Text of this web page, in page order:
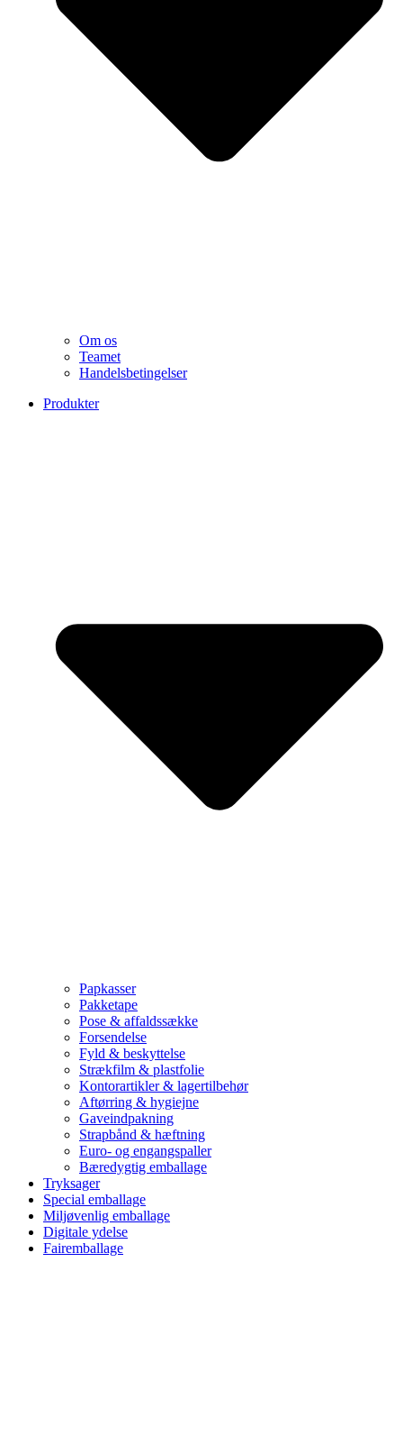
Om os
Teamet
Handelsbetingelser
Produkter
Papkasser
Pakketape
Pose & affaldssække
Forsendelse
Fyld & beskyttelse
Strækfilm & plastfolie
Kontorartikler & lagertilbehør
Aftørring & hygiejne
Gaveindpakning
Strapbånd & hæftning
Euro- og engangspaller
Bæredygtig emballage
Tryksager
Special emballage
Miljøvenlig emballage
Digitale ydelse
Fairemballage